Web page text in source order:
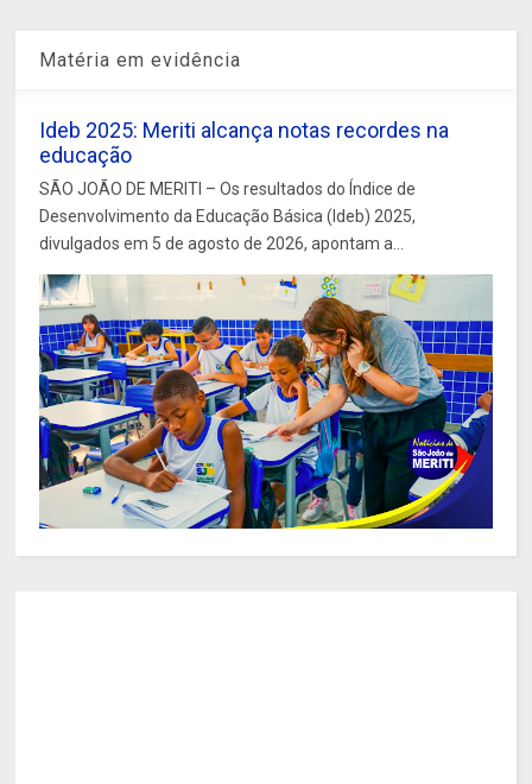
Matéria em evidência
Ideb 2025: Meriti alcança notas recordes na
educação
SÃO JOÃO DE MERITI – Os resultados do Índice de
Desenvolvimento da Educação Básica (Ideb) 2025,
divulgados em 5 de agosto de 2026, apontam a...